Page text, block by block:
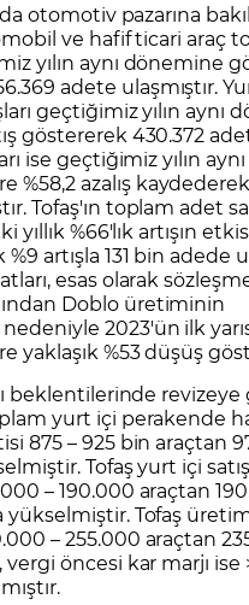
otomotiv pazarına
ve hafif ticari araç
yılın aynı dönemine
adete ulaşmıştır.
geçtiğimiz yılın aynı
göstererek 430.372
ise geçtiğimiz yılın aynı
%58,2 azalış kaydederek
Tofaş'ın toplam adet
yıllık %66'lık artışın
%9 artışla 131 bin adede
esas olarak
Doblo üretiminin
2023'ün ilk
yaklaşık %53 düşüş
beklentilerinde
yurt içi perakende
875 – 925 bin araçtan
Tofaş yurt içi
– 190.000 araçtan
yükselmiştir. Tofaş
– 255.000 araçtan
öncesi kar marjı ise